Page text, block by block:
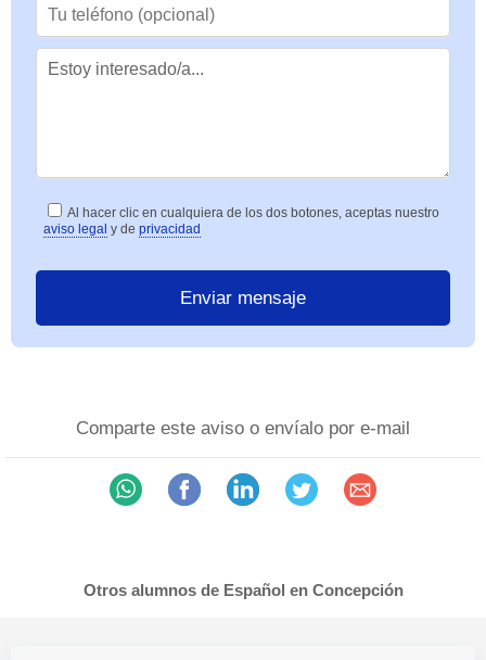
Al hacer clic en cualquiera de los dos botones, aceptas nuestro
aviso legal y de privacidad
Comparte este aviso o envíalo por e-mail
Otros alumnos de Español en Concepción